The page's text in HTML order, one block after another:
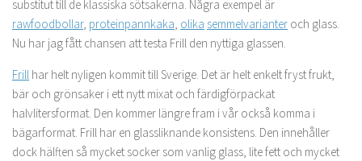
substitut till de klassiska sötsakerna. Några exempel är
rawfoodbollar, proteinpannkaka, olika semmelvarianter och glass.
Nu har jag fått chansen att testa Frill den nyttiga glassen.
Frill har helt nyligen kommit till Sverige. Det är helt enkelt fryst frukt,
bär och grönsaker i ett nytt mixat och färdigförpackat
halvlitersformat. Den kommer längre fram i vår också komma i
bägarformat. Frill har en glassliknande konsistens. Den innehåller
dock hälften så mycket socker som vanlig glass, lite fett och mycket